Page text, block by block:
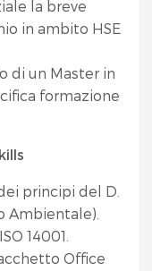
la breve
in ambito HSE
di un Master in
formazione
principi del D.
Ambientale).
14001.
Office